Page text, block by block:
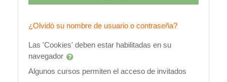
¿Olvidó su nombre de usuario o contraseña?
Las 'Cookies' deben estar habilitadas en su
navegador
Algunos cursos permiten el acceso de invitados